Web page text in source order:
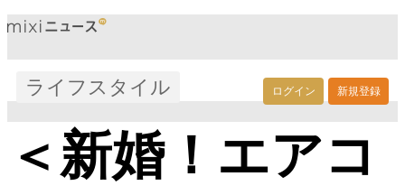
ログイン 新規登録
ライフスタイル
＜新婚！エアコ